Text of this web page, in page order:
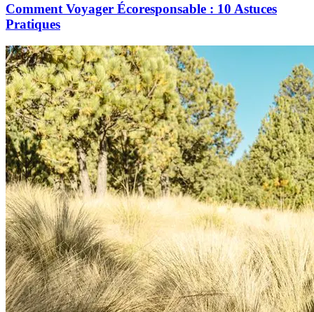
Comment Voyager Écoresponsable : 10 Astuces
Pratiques